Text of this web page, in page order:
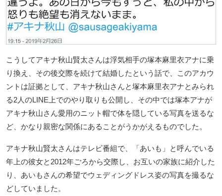
こうしてアキナ秋山賢太さんは浮気相手の塚本麻里衣アナに乗
り換え、その後交際を続けて結婚したという話で、このアカウ
ントは証拠として、アキナ秋山さんと塚本麻里衣アナとみられ
る2人のLINE上でのやり取りも公開し、その中では塚本アナが
アキナ秋山さん愛用のニット帽で体を隠している写真を送るな
ど、かなり親密な関係にあることがうかがえるものでした。
アキナ秋山賢太さんはテレビ番組で、「あいも」と呼んでいる
年上の彼女と2012年ごろから交際し、お互いの家族に紹介した
り、あいもさんの希望でウェディングドレス姿の写真を撮るな
どしていました。